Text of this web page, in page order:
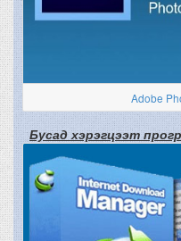
Adobe
Бусад хэрэгцээт